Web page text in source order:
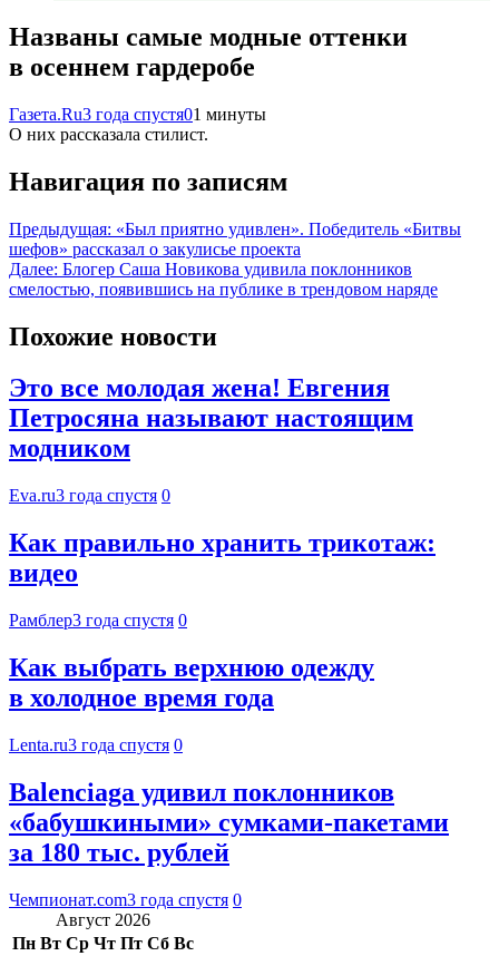
Названы самые модные оттенки
в осеннем гардеробе
Газета.Ru3 года спустя01 минуты
О них рассказала стилист.
Навигация по записям
Предыдущая: «Был приятно удивлен». Победитель «Битвы
шефов» рассказал о закулисье проекта
Далее: Блогер Саша Новикова удивила поклонников
смелостью, появившись на публике в трендовом наряде
Похожие новости
Это все молодая жена! Евгения
Петросяна называют настоящим
модником
Eva.ru3 года спустя 0
Как правильно хранить трикотаж:
видео
Рамблер3 года спустя 0
Как выбрать верхнюю одежду
в холодное время года
Lenta.ru3 года спустя 0
Balenciaga удивил поклонников
«бабушкиными» сумками-пакетами
за 180 тыс. рублей
Чемпионат.com3 года спустя 0
Август 2026
Пн Вт Ср Чт Пт Сб Вс